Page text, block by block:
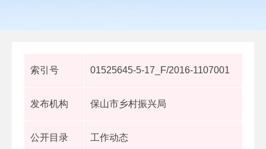
索引号 01525645-5-17_F/2016-1107001
发布机构 保山市乡村振兴局
公开目录 工作动态